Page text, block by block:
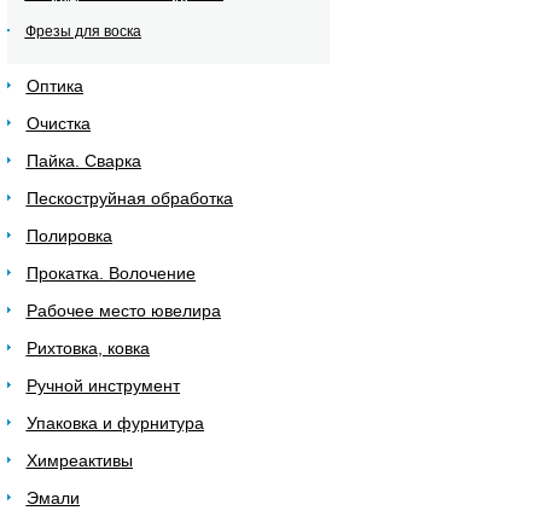
Фрезы для воска
Оптика
Очистка
Пайка. Сварка
Пескоструйная обработка
Полировка
Прокатка. Волочение
Рабочее место ювелира
Рихтовка, ковка
Ручной инструмент
Упаковка и фурнитура
Химреактивы
Эмали